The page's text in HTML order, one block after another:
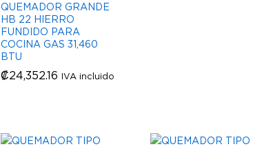
QUEMADOR GRANDE
HB 22 HIERRO
FUNDIDO PARA
COCINA GAS 31,460
BTU
₡24,352.16 IVA incluido
₡24,352.16